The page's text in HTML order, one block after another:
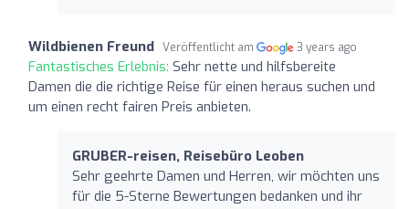
Wildbienen Freund Veröffentlicht am 3 years ago
Fantastisches Erlebnis: Sehr nette und hilfsbereite
Damen die die richtige Reise für einen heraus suchen und
um einen recht fairen Preis anbieten.
GRUBER-reisen, Reisebüro Leoben
Sehr geehrte Damen und Herren, wir möchten uns
für die 5-Sterne Bewertungen bedanken und ihr